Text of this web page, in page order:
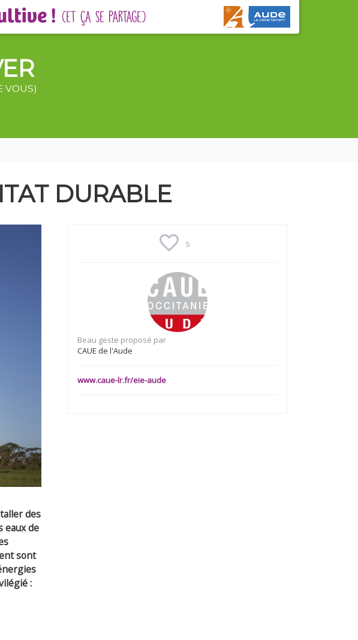
VOUS)
DURABLE
des
eaux de
sont
:
5
Beau geste proposé par
CAUE de l'Aude
www.caue-lr.fr/eie-aude